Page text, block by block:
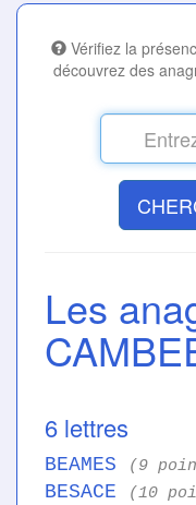
Vérifiez la
découvrez des
Les
6 lettres
BEAMES (9
BESACE (10